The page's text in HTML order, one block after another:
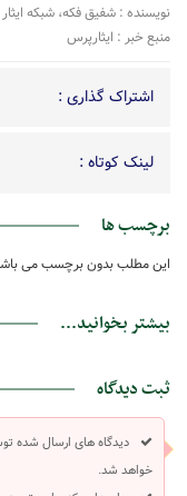
نویسنده : شفیق فکه، شبکه ایثار
منبع خبر : ایثارپرس
اشتراک گذاری :
لینک کوتاه :
برچسب ها
این مطلب بدون برچسب می
بیشتر بخوانید...
ثبت دیدگاه
دیدگاه های ارسال شده
خواهد شد.